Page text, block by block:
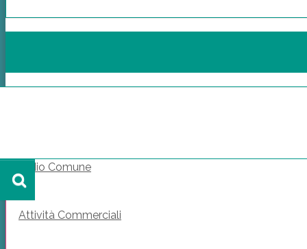
Il Mio Comune
Attività Commerciali